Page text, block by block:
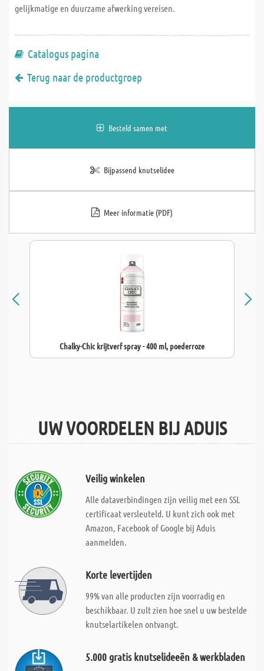
gelijkmatige en duurzame afwerking vereisen.
Catalogus pagina
Terug naar de productgroep
Besteld samen met
Bijpassend knutselidee
Meer informatie (PDF)
Chalky-Chic krijtverf spray - 400 ml, poederroze
UW VOORDELEN BIJ ADUIS
Veilig winkelen
Alle dataverbindingen zijn veilig met een SSL
certificaat versleuteld. U kunt zich ook met
Amazon, Facebook of Google bij Aduis
aanmelden.
Korte levertijden
99% van alle producten zijn voorradig en
beschikbaar. U zult zien hoe snel u uw bestelde
knutselartikelen ontvangt.
5.000 gratis knutselideeën & werkbladen